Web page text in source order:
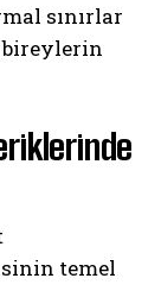
sınırlar
temel